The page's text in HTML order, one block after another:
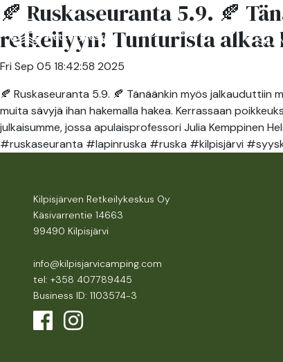
ACCOMMODATION
🍂 Ruskaseuranta 5.9. 🍂
retkeilyyn! Tunturista alkaa
Fri Sep 05 18:42:58 2025
🍂 Ruskaseuranta 5.9. 🍂 Tänäänkin myös
muita sävyjä ihan hakemalla hakea. Kerrassaan
julkaisumme, jossa apulaisprofessori Julia Kemppinen
#ruskaseuranta #lapinruska #ruska #kilpisjärvi
Kilpisjärven Retkeilykeskus Oy
Käsivarrentie 14663
99490 Kilpisjärvi
info@kilpisjarvicamping.com
tel: +358 407789445
Business ID: 1103574-3